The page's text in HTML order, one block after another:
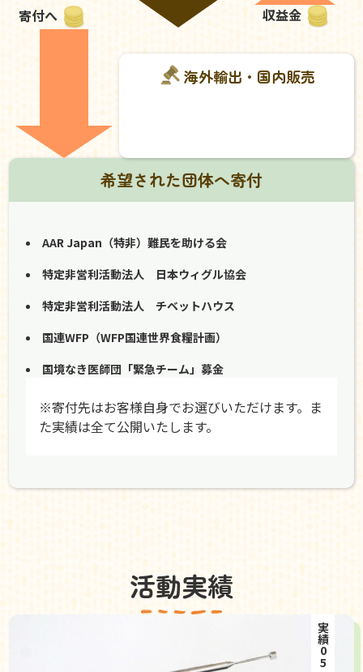
寄付へ
収益金
海外輸出・国内販売
希望された団体へ寄付
AAR Japan（特非）難民を助ける会
特定非営利活動法人 日本ウィグル協会
特定非営利活動法人 チベットハウス
国連WFP（WFP国連世界食糧計画）
国境なき医師団「緊急チーム」募金
※寄付先はお客様自身でお選びいただけます。ま
た実績は全て公開いたします。
活動実績
実績05